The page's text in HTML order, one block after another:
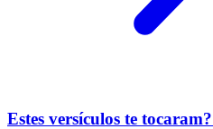
Estes versículos te